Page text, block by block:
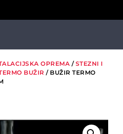
OPREMA / STEZNI I
BUŽIR / BUŽIR TERMO